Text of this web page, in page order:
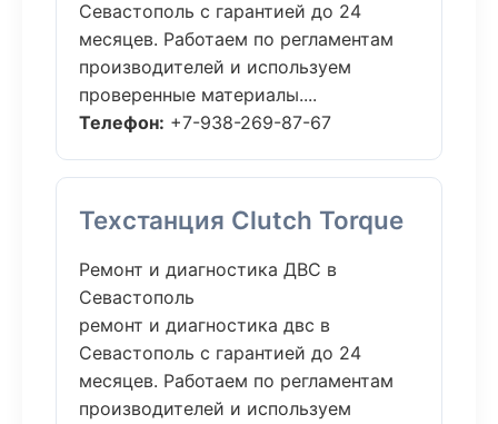
Севастополь с гарантией до 24
месяцев. Работаем по регламентам
производителей и используем
проверенные материалы....
Телефон: +7-938-269-87-67
Техстанция Clutch Torque
Ремонт и диагностика ДВС в
Севастополь
ремонт и диагностика двс в
Севастополь с гарантией до 24
месяцев. Работаем по регламентам
производителей и используем